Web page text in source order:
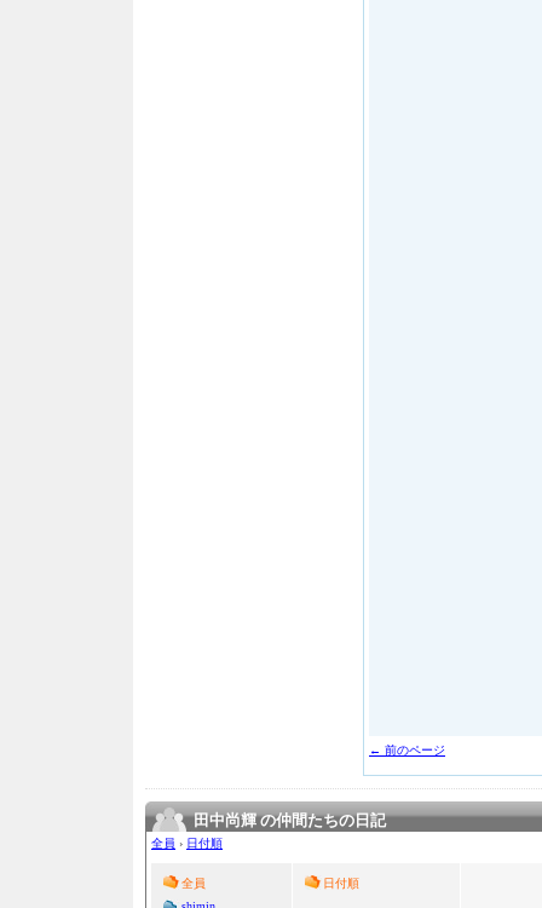
← 前のページ
田中尚輝 の仲間たちの日記
全員 › 日付順
全員
日付順